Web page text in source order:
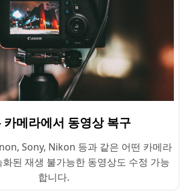
카메라에서 동영상 복구
Sony, Nikon 등과 같은 어떤 카메라
된 재생 불가능한 동영상도 수정 가능
합니다.